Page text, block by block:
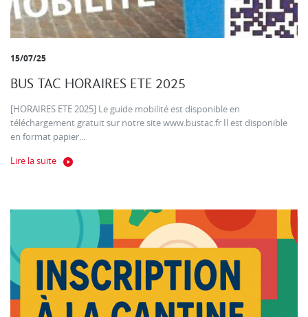
15/07/25
BUS TAC HORAIRES ETE 2025
[HORAIRES ETE 2025] Le guide mobilité est disponible en
téléchargement gratuit sur notre site www.bustac.fr Il est disponible
en format papier...
Lire la suite